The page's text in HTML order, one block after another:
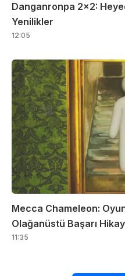
Danganronpa 2×2:
Yenilikler
12:05
Mecca Chameleon:
Olağanüstü Başarı
11:35